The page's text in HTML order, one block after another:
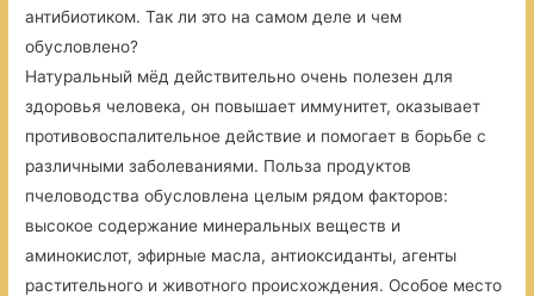
антибиотиком. Так ли это на самом деле и чем
обусловлено?
Натуральный мёд действительно очень полезен для
здоровья человека, он повышает иммунитет, оказывает
противовоспалительное действие и помогает в борьбе с
различными заболеваниями. Польза продуктов
пчеловодства обусловлена целым рядом факторов:
высокое содержание минеральных веществ и
аминокислот, эфирные масла, антиоксиданты, агенты
растительного и животного происхождения. Особое место